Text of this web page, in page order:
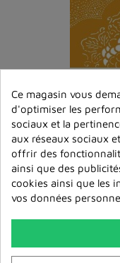
Die Sicht von
6,00 €
ajouter au
panier
Ce magasin vous
d'optimiser les
sociaux et la
aux réseaux sociaux
offrir des
ainsi que des
cookies ainsi que les
vos données